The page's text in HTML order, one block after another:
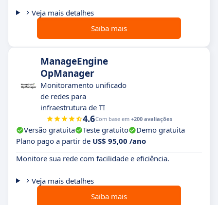
Veja mais detalhes
Saiba mais
ManageEngine
OpManager
Monitoramento unificado
de redes para
infraestrutura de TI
4.6Com base em +200 avaliações
Versão gratuita Teste gratuito
Demo gratuita
Plano pago a partir de US$ 95,00 /ano
Monitore sua rede com facilidade e eficiência.
Veja mais detalhes
Saiba mais